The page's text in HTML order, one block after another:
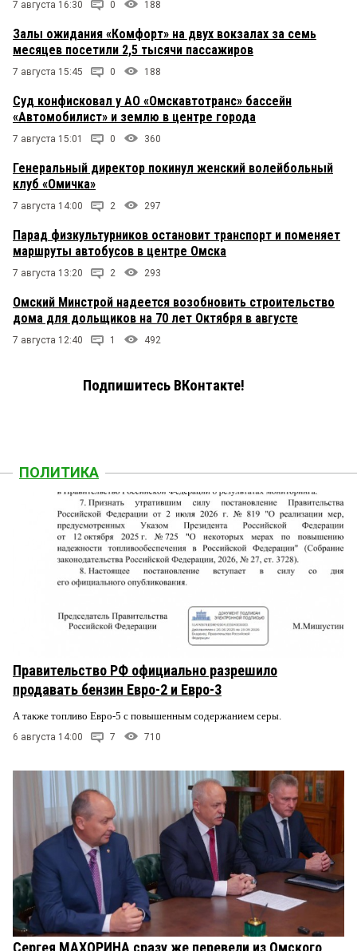
7 августа 16:30 0 188
Залы ожидания «Комфорт» на двух вокзалах за семь
месяцев посетили 2,5 тысячи пассажиров
7 августа 15:45 0 188
Суд конфисковал у АО «Омскавтотранс» бассейн
«Автомобилист» и землю в центре города
7 августа 15:01 0 360
Генеральный директор покинул женский волейбольный
клуб «Омичка»
7 августа 14:00 2 297
Парад физкультурников остановит транспорт и поменяет
маршруты автобусов в центре Омска
7 августа 13:20 2 293
Омский Минстрой надеется возобновить строительство
дома для дольщиков на 70 лет Октября в августе
7 августа 12:40 1 492
Подпишитесь ВКонтакте!
ПОЛИТИКА
Правительство РФ официально разрешило
продавать бензин Евро-2 и Евро-3
А также топливо Евро-5 с повышенным содержанием серы.
6 августа 14:00 7 710
Сергея МАХОРИНА сразу же перевели из Омского